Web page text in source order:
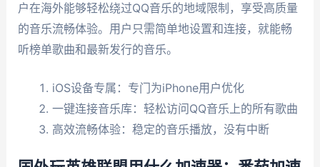
户在海外能够轻松绕过QQ音乐的地域限制，享受高质量
的音乐流畅体验。用户只需简单地设置和连接，就能畅
听榜单歌曲和最新发行的音乐。
iOS设备专属：专门为iPhone用户优化
一键连接音乐库：轻松访问QQ音乐上的所有歌曲
高效流畅体验：稳定的音乐播放，没有中断